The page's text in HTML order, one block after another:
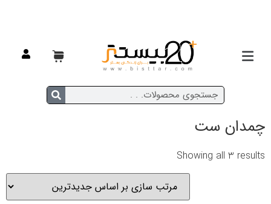
مسافرتی/چمدان/ چمدان ست
چمدان ست
Showing all 3 results